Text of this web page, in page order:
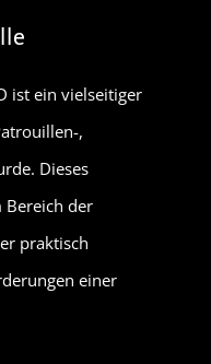
ist ein vielseitiger
,
Dieses
Bereich der
praktisch
einer